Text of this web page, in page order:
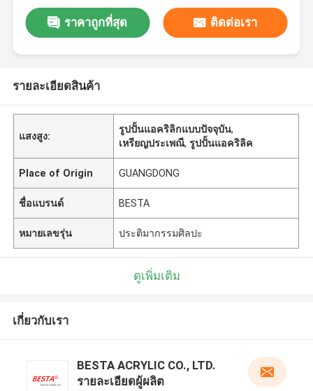
ราคาถูกที่สุด ติดต่อเรา
รายละเอียดสินค้า
แสงสูง:
รูปปั้นแอคริลิกแบบปัจจุบัน,
เหรียญประเพณี,รูปปั้นแอคริลิค
Place of Origin GUANGDONG
ชื่อแบรนด์ BESTA
หมายเลขรุ่น ประติมากรรมศิลปะ
ดูเพิ่มเติม
เกี่ยวกับเรา
BESTA ACRYLIC CO., LTD.
รายละเอียดผู้ผลิต